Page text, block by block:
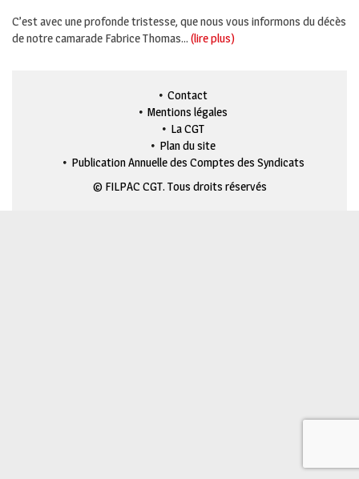
C’est avec une profonde tristesse, que nous vous informons du décès
de notre camarade Fabrice Thomas... (lire plus)
Contact
Mentions légales
La CGT
Plan du site
Publication Annuelle des Comptes des Syndicats
© FILPAC CGT. Tous droits réservés